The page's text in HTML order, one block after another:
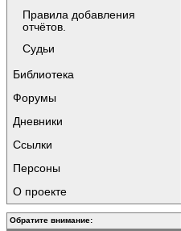
Правила добавления
отчётов.
Судьи
Библиотека
Форумы
Дневники
Ссылки
Персоны
О проекте
Обратите внимание: